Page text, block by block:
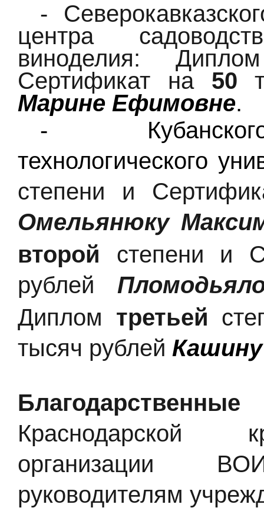
-
центра
виноделия:
Сертификат на 50
Марине Ефимовне.
- Кубанского
технологического
степени и
Омельянюку
второй степени и
рублей
Диплом третьей
тысяч рублей
Краснодарской
организации
руководителям